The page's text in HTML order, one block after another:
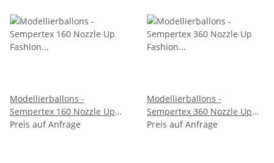
Modellierballons -
Sempertex 160 Nozzle Up
Fashion Assortiment 80 St.
Preis auf Anfrage
Modellierballons -
Sempertex 360 Nozzle Up
Fashion Assortiment 50 St.
Preis auf Anfrage